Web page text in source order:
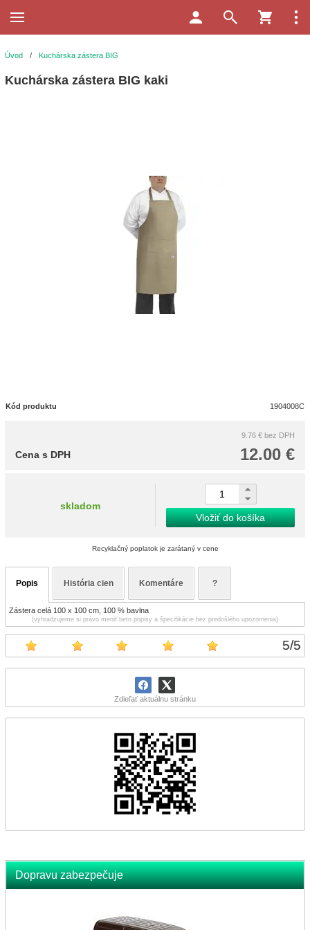
5/5
Zdieľať aktuálnu stránku
Dopravu zabezpečuje
Úvod / Kuchárska zástera BIG
Kuchárska zástera BIG kaki
Kód produktu 1904008C
9.76 € bez DPH
12.00 €
Cena s DPH
skladom
Vložiť do košíka
Recyklačný poplatok je zarátaný v cene
Popis História cien Komentáre ?
Zástera celá 100 x 100 cm, 100 % bavlna
(vyhradzujeme si právo meniť tieto popisy a špecifikácie bez predošlého upozornenia)